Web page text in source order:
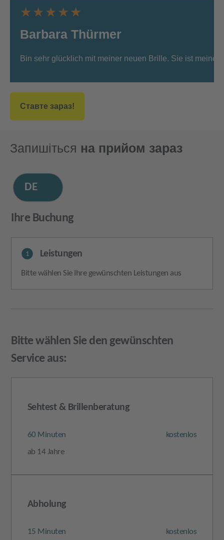
Barbara Thürmer
★★★★★
Bin sehr glücklich mit meiner neuen Brille. Sie ist meine
Ставте зараз!
Запишіться на прийом зараз